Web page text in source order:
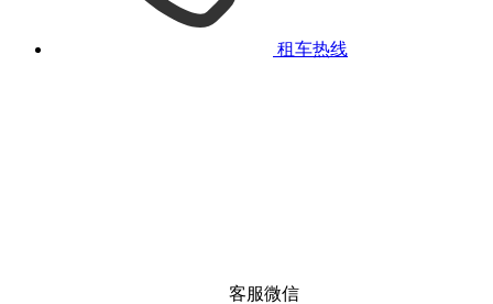
租车热线
客服微信